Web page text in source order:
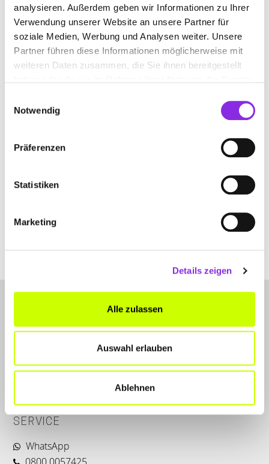
analysieren. Außerdem geben wir Informationen zu Ihrer
Verwendung unserer Website an unsere Partner für
soziale Medien, Werbung und Analysen weiter. Unsere
Partner führen diese Informationen möglicherweise mit
weiteren Daten zusammen, die Sie ihnen bereitgestellt
Notwendig
Präferenzen
Statistiken
Marketing
Details zeigen
Alle zulassen
Auswahl erlauben
Ablehnen
Suchen nach
Finden
TOURIST-INFORMATION DES
Friedrich-August-Straße 17
| 55765 Birkenfeld DE
Kontakt
SERVICE
WhatsApp